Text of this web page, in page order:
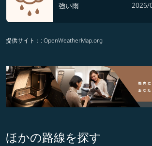
強い雨
2026/
提供サイト： : OpenWeatherMap.org
ほかの路線を探す